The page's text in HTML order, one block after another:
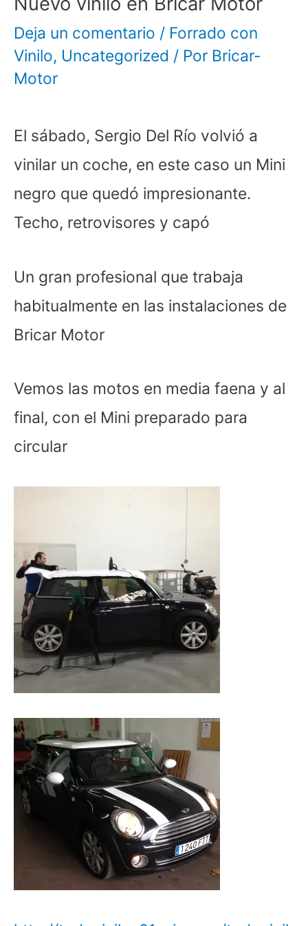
Deja un comentario / Forrado con
Vinilo, Uncategorized / Por Bricar-
Motor
El sábado, Sergio Del Río volvió a
vinilar un coche, en este caso un Mini
negro que quedó impresionante.
Techo, retrovisores y capó
Un gran profesional que trabaja
habitualmente en las instalaciones de
Bricar Motor
Vemos las motos en media faena y al
final, con el Mini preparado para
circular